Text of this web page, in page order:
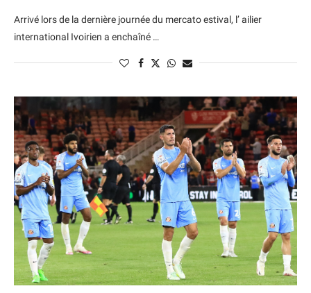
Arrivé lors de la dernière journée du mercato estival, l’ ailier
international Ivoirien a enchaîné …